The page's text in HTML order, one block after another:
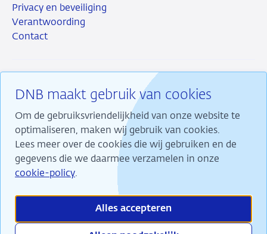
DNB maakt gebruik van cookies
Om de gebruiksvriendelijkheid van onze website te
optimaliseren, maken wij gebruik van cookies.
Lees meer over de cookies die wij gebruiken en de
gegevens die we daarmee verzamelen in onze
cookie-policy.
Alles accepteren
Privacy en beveiliging
Verantwoording
Contact
RSS InstagramLinkedin
X
Wij maken ons sterk voor financiële stabiliteit en
dragen daarmee bij aan duurzame welvaart in